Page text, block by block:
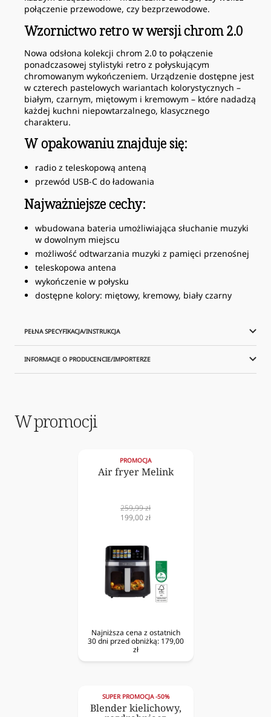
połączenie przewodowe, czy bezprzewodowe.
Wzornictwo retro w wersji chrom 2.0
Nowa odsłona kolekcji chrom 2.0 to połączenie
ponadczasowej stylistyki retro z połyskującym
chromowanym wykończeniem. Urządzenie dostępne jest
w czterech pastelowych wariantach kolorystycznych –
białym, czarnym, miętowym i kremowym – które nadadzą
każdej kuchni niepowtarzalnego, klasycznego
charakteru.
W opakowaniu znajduje się:
radio z teleskopową anteną
przewód USB-C do ładowania
Najważniejsze cechy:
wbudowana bateria umożliwiająca słuchanie muzyki
w dowolnym miejscu
możliwość odtwarzania muzyki z pamięci przenośnej
teleskopowa antena
wykończenie w połysku
dostępne kolory: miętowy, kremowy, biały czarny
PEŁNA SPECYFIKACJA/INSTRUKCJA
INFORMACJE O PRODUCENCIE/IMPORTERZE
W promocji
PROMOCJA
Air fryer Melink
Cena
normalna
259,99 zł
Cena
199,00 zł
Najniższa cena z ostatnich
30 dni przed obniżką: 179,00
zł
SUPER PROMOCJA -50%
Blender kielichowy,